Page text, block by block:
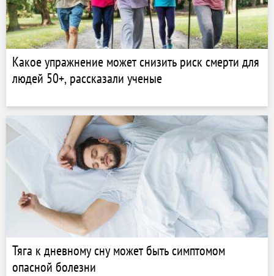
Какое упражнение может снизить риск смерти для
людей 50+, рассказали ученые
Тяга к дневному сну может быть симптомом
опасной болезни